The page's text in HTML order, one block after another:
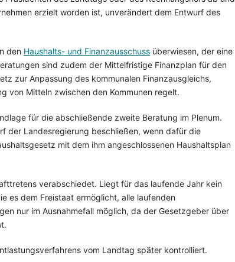
erzielt worden ist, unverändert dem Entwurf des
den Haushalts- und Finanzausschuss überwiesen, der eine
sind zudem der Mittelfristige Finanzplan für den
zur Anpassung des kommunalen Finanzausgleichs,
von Mitteln zwischen den Kommunen regelt.
für die abschließende zweite Beratung im Plenum.
der Landesregierung beschließen, wenn dafür die
mit dem ihm angeschlossenen Haushaltsplan
verabschiedet. Liegt für das laufende Jahr kein
es dem Freistaat ermöglicht, alle laufenden
nur im Ausnahmefall möglich, da der Gesetzgeber über
vom Landtag später kontrolliert.